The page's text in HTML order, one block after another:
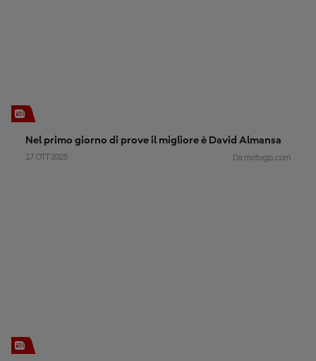
Nel primo giorno di prove il migliore è David Almansa
17 OTT 2025 Da motogp.com